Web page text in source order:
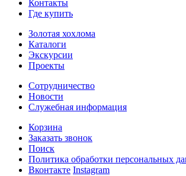
Контакты
Где купить
Золотая хохлома
Каталоги
Экскурсии
Проекты
Сотрудничество
Новости
Служебная информация
Корзина
Заказать звонок
Поиск
Политика обработки персональных
Вконтакте Instagram